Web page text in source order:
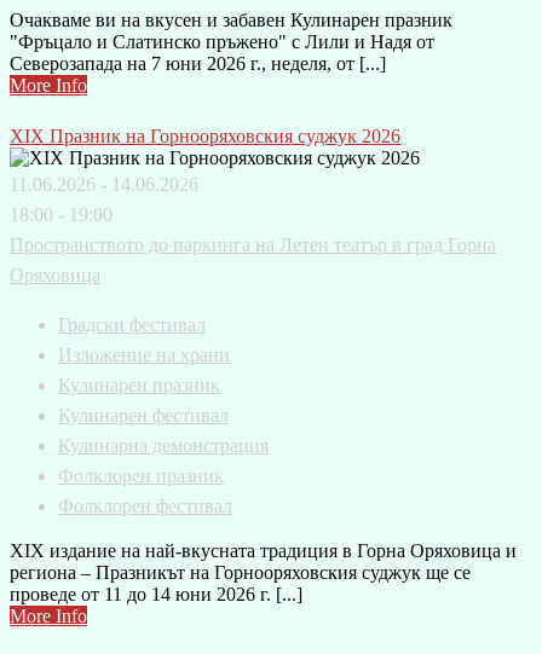
Очакваме ви на вкусен и забавен Кулинарен празник
"Фръцало и Слатинско пръжено" с Лили и Надя от
Северозапада на 7 юни 2026 г., неделя, от [...]
More Info
XIX Празник на Горнооряховския суджук 2026
11.06.2026 - 14.06.2026
18:00 - 19:00
Пространството до паркинга на Летен театър в град Горна
Оряховица
Градски фестивал
Изложение на храни
Кулинарен празник
Кулинарен фестивал
Кулинарна демонстрация
Фолклорен празник
Фолклорен фестивал
XIX издание на най-вкусната традиция в Горна Оряховица и
региона – Празникът на Горнооряховския суджук ще се
проведе от 11 до 14 юни 2026 г. [...]
More Info